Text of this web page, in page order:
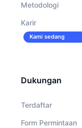
Metodologi
Karir
Kami sedang
Dukungan
Terdaftar
Form Permintaan